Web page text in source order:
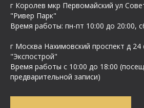
г Королев мкр Первомайский ул
"Ривер Парк"
Время работы: пн-пт 10:00 до 20:00,
г Москва Нахимовский проспект д
"Экспострой"
Время работы с 10:00 до 18:00
предварительной записи)